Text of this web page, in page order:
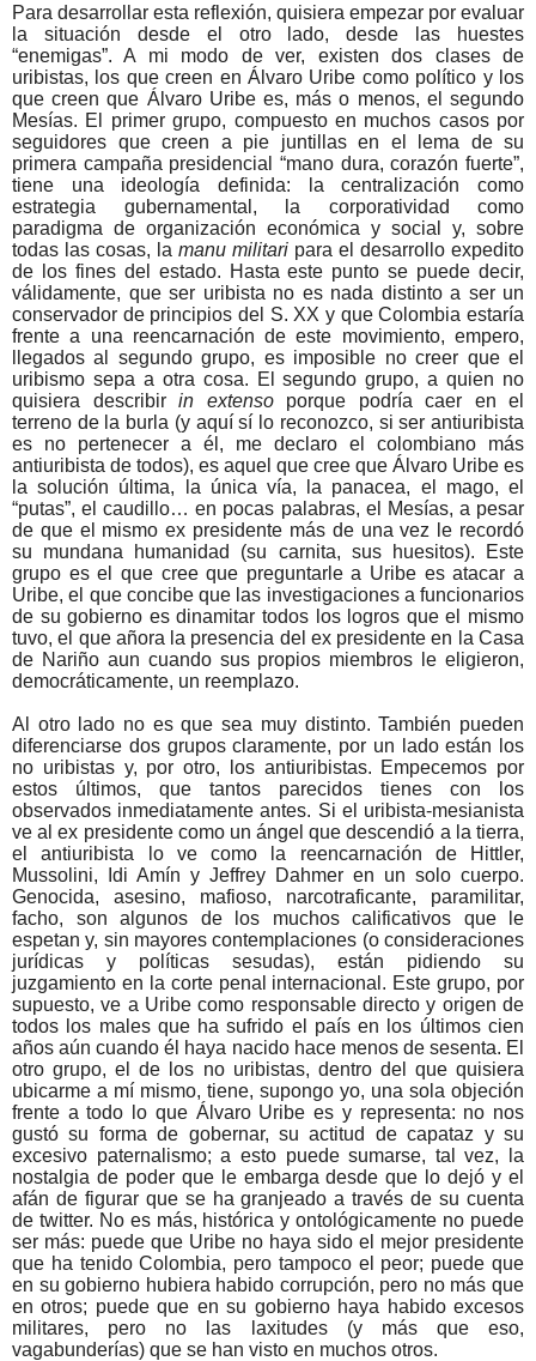
Para desarrollar esta reflexión, quisiera empezar por evaluar
la situación desde el otro lado, desde las huestes
“enemigas”. A mi modo de ver, existen dos clases de
uribistas, los que creen en Álvaro Uribe como político y los
que creen que Álvaro Uribe es, más o menos, el segundo
Mesías. El primer grupo, compuesto en muchos casos por
seguidores que creen a pie juntillas en el lema de su
primera campaña presidencial “mano dura, corazón fuerte”,
tiene una ideología definida: la centralización como
estrategia gubernamental, la corporatividad como
paradigma de organización económica y social y, sobre
todas las cosas, la manu militari para el desarrollo expedito
de los fines del estado. Hasta este punto se puede decir,
válidamente, que ser uribista no es nada distinto a ser un
conservador de principios del S. XX y que Colombia estaría
frente a una reencarnación de este movimiento, empero,
llegados al segundo grupo, es imposible no creer que el
uribismo sepa a otra cosa. El segundo grupo, a quien no
quisiera describir in extensoporque podría caer en el
terreno de la burla (y aquí sí lo reconozco, si ser antiuribista
es no pertenecer a él, me declaro el colombiano más
antiuribista de todos), es aquel que cree que Álvaro Uribe es
la solución última, la única vía, la panacea, el mago, el
“putas”, el caudillo… en pocas palabras, el Mesías, a pesar
de que el mismo ex presidente más de una vez le recordó
su mundana humanidad (su carnita, sus huesitos). Este
grupo es el que cree que preguntarle a Uribe es atacar a
Uribe, el que concibe que las investigaciones a funcionarios
de su gobierno es dinamitar todos los logros que el mismo
tuvo, el que añora la presencia del ex presidente en la Casa
de Nariño aun cuando sus propios miembros le eligieron,
democráticamente, un reemplazo.
Al otro lado no es que sea muy distinto. También pueden
diferenciarse dos grupos claramente, por un lado están los
no uribistas y, por otro, los antiuribistas. Empecemos por
estos últimos, que tantos parecidos tienes con los
observados inmediatamente antes. Si el uribista-mesianista
ve al ex presidente como un ángel que descendió a la tierra,
el antiuribista lo ve como la reencarnación de Hittler,
Mussolini, Idi Amín y Jeffrey Dahmer en un solo cuerpo.
Genocida, asesino, mafioso, narcotraficante, paramilitar,
facho, son algunos de los muchos calificativos que le
espetan y, sin mayores contemplaciones (o consideraciones
jurídicas y políticas sesudas), están pidiendo su
juzgamiento en la corte penal internacional. Este grupo, por
supuesto, ve a Uribe como responsable directo y origen de
todos los males que ha sufrido el país en los últimos cien
años aún cuando él haya nacido hace menos de sesenta. El
otro grupo, el de los no uribistas, dentro del que quisiera
ubicarme a mí mismo, tiene, supongo yo, una sola objeción
frente a todo lo que Álvaro Uribe es y representa: no nos
gustó su forma de gobernar, su actitud de capataz y su
excesivo paternalismo; a esto puede sumarse, tal vez, la
nostalgia de poder que le embarga desde que lo dejó y el
afán de figurar que se ha granjeado a través de su cuenta
de twitter. No es más, histórica y ontológicamente no puede
ser más: puede que Uribe no haya sido el mejor presidente
que ha tenido Colombia, pero tampoco el peor; puede que
en su gobierno hubiera habido corrupción, pero no más que
en otros; puede que en su gobierno haya habido excesos
militares, pero no las laxitudes (y más que eso,
vagabunderías) que se han visto en muchos otros.